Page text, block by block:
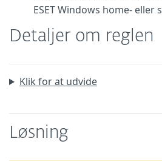
ESET Windows home-
Detaljer om reglen
Klik for at udvide
Løsning